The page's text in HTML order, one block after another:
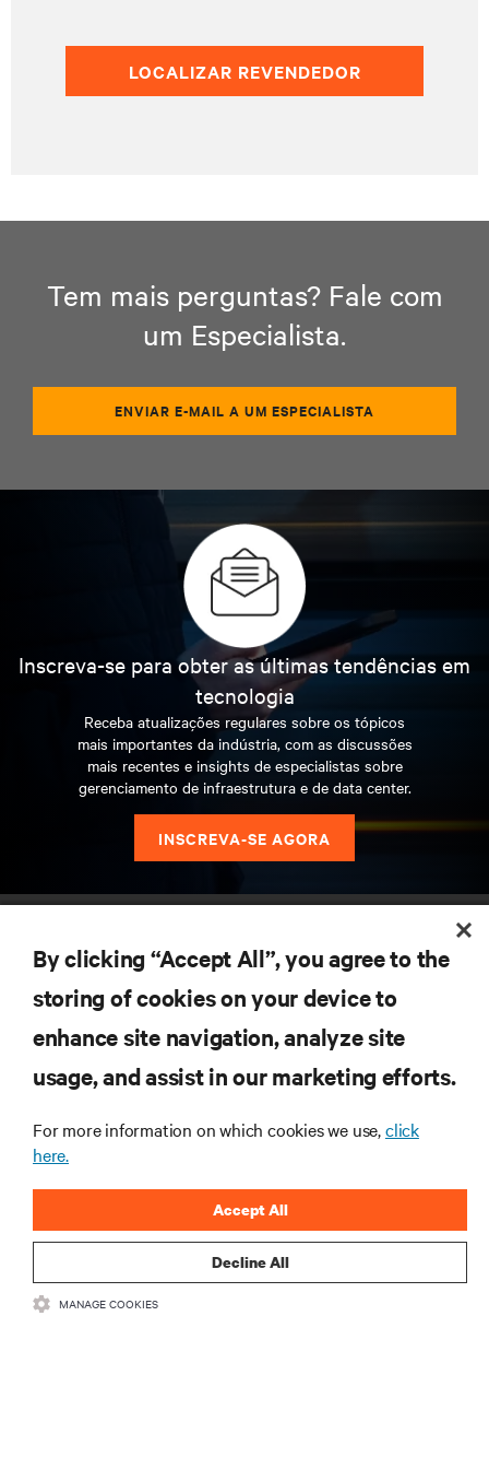
LOCALIZAR REVENDEDOR
Tem mais perguntas? Fale com
um Especialista.
ENVIAR E-MAIL A UM ESPECIALISTA
Inscreva-se para obter as últimas tendências em
tecnologia
Receba atualizações regulares sobre os tópicos
mais importantes da indústria, com as discussões
mais recentes e insights de especialistas sobre
gerenciamento de infraestrutura e de data center.
INSCREVA-SE AGORA
RECURSOS
SUPORTE
CORPORATIVO
By clicking “Accept All”, you agree to the
storing of cookies on your device to
enhance site navigation, analyze site
usage, and assist in our marketing efforts.
For more information on which cookies we use,click
here.
Decline All
Accept All
MANAGE COOKIES